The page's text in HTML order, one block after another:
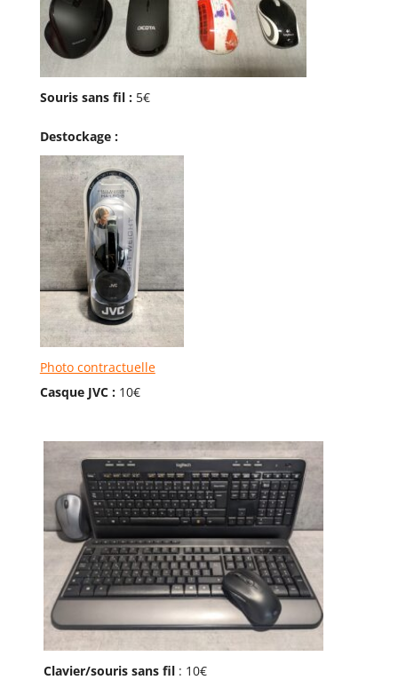
Souris sans fil :5€
Destockage :
Photo contractuelle
Casque JVC :10€
Clavier/souris sans fil: 10€